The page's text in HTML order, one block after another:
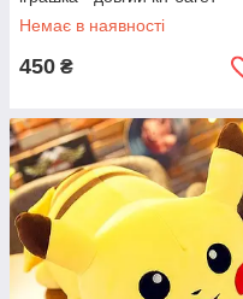
(плюшевый кот батон)
Немає в наявності
450 ₴